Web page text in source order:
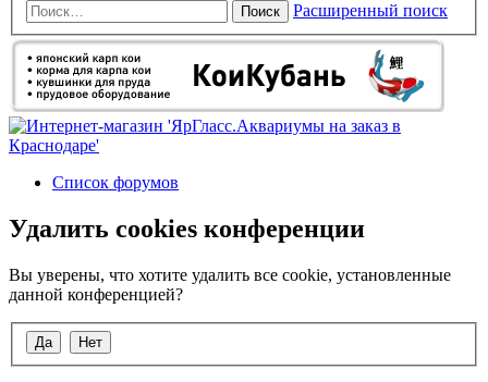
Поиск Расширенный поиск
Список форумов
Удалить cookies конференции
Вы уверены, что хотите удалить все cookie, установленные
данной конференцией?